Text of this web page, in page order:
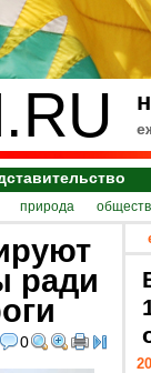
природа
ради
0